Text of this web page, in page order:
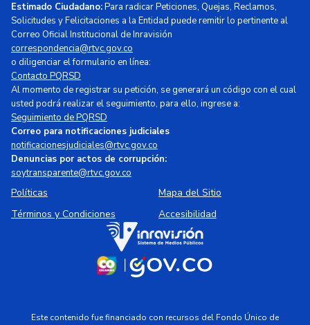
Estimado Ciudadano:Para radicar Peticiones, Quejas, Reclamos,
Solicitudes y Felicitaciones a la Entidad puede remitir lo pertinente al
Correo Oficial Institucional de Inravisión
correspondencia@rtvc.gov.co
o diligenciar el formulario en línea:
Contacto PQRSD
Al momento de registrar su petición, se generará un código con el cual
usted podrá realizar el seguimiento, para ello, ingrese a:
Seguimiento de PQRSD
Correo para notificaciones judiciales
notificacionesjudiciales@rtvc.gov.co
Denuncias por actos de corrupción:
soytransparente@rtvc.gov.co
Políticas
Mapa del Sitio
Términos y Condiciones
Accesibilidad
Este contenido fue financiado con recursos del Fondo Único de